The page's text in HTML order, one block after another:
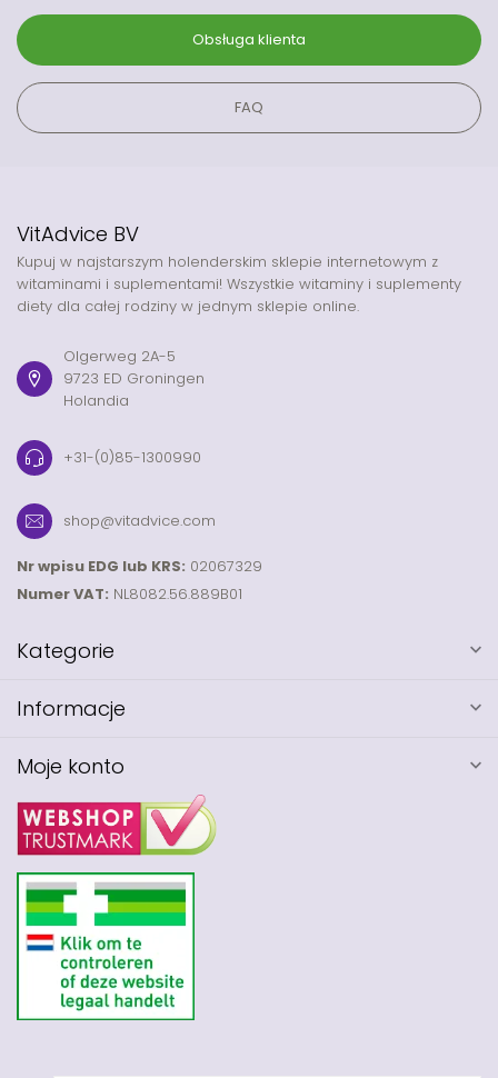
Obsługa klienta
FAQ
VitAdvice BV
Kupuj w najstarszym holenderskim sklepie internetowym z
witaminami i suplementami! Wszystkie witaminy i suplementy
diety dla całej rodziny w jednym sklepie online.
Olgerweg 2A-5
9723 ED Groningen
Holandia
+31-(0)85-1300990
shop@vitadvice.com
Nr wpisu EDG lub KRS: 02067329
Numer VAT: NL8082.56.889B01
Kategorie
Informacje
Moje konto